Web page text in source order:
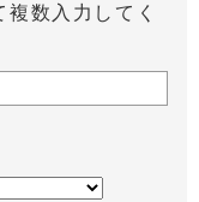
数入力してく